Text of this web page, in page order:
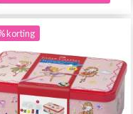
korting